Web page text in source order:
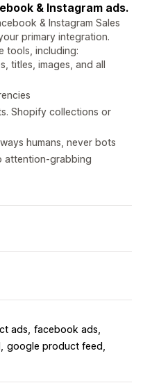
& Instagram ads.
& Instagram Sales
primary integration.
tools, including:
titles, images, and all
Shopify collections or
humans, never bots
attention-grabbing
ads facebook ads
google product feed